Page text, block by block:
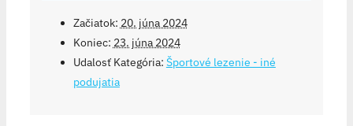
Začiatok: 20. júna 2024
Koniec: 23. júna 2024
Udalosť Kategória: Športové lezenie - iné
podujatia